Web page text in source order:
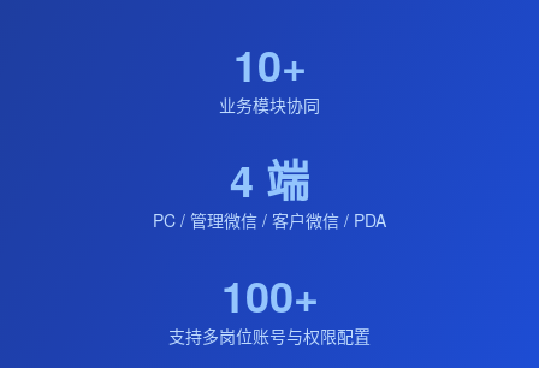
10+
业务模块协同
4 端
PC / 管理微信 / 客户微信 / PDA
100+
支持多岗位账号与权限配置